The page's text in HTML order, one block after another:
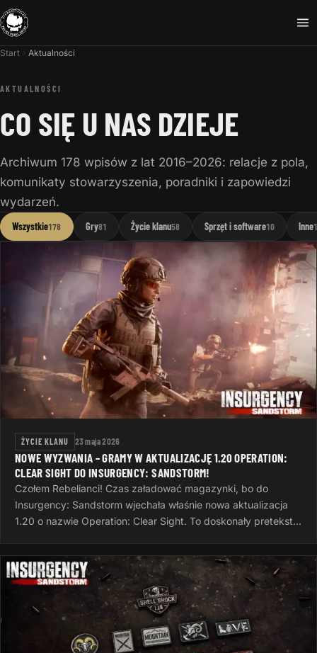
Start Aktualności
AKTUALNOŚCI
CO SIĘ U NAS DZIEJE
Archiwum 178 wpisów z lat 2016–2026: relacje z pola,
komunikaty stowarzyszenia, poradniki i zapowiedzi
wydarzeń.
Wszystkie178 Gry81 Życie klanu58 Sprzęt i software10 Inne
ŻYCIE KLANU 23 maja 2026
NOWE WYZWANIA – GRAMY W AKTUALIZACJĘ 1.20 OPERATION:
CLEAR SIGHT DO INSURGENCY: SANDSTORM!
Czołem Rebelianci! Czas załadować magazynki, bo do
Insurgency: Sandstorm wjechała właśnie nowa aktualizacja
1.20 o nazwie Operation: Clear Sight. To doskonały pretekst,